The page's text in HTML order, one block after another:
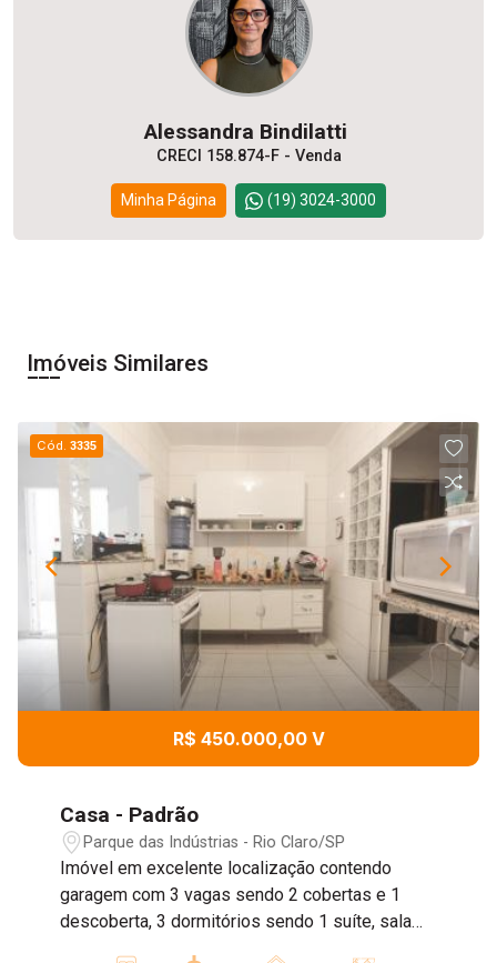
Alessandra Bindilatti
CRECI 158.874-F - Venda
Minha Página (19) 3024-3000
Imóveis Similares
Cód.3335
R$ 450.000,00 V
Casa - Padrão
Parque das Indústrias - Rio Claro/SP
Imóvel em excelente localização contendo
garagem com 3 vagas sendo 2 cobertas e 1
descoberta, 3 dormitórios sendo 1 suíte, sala